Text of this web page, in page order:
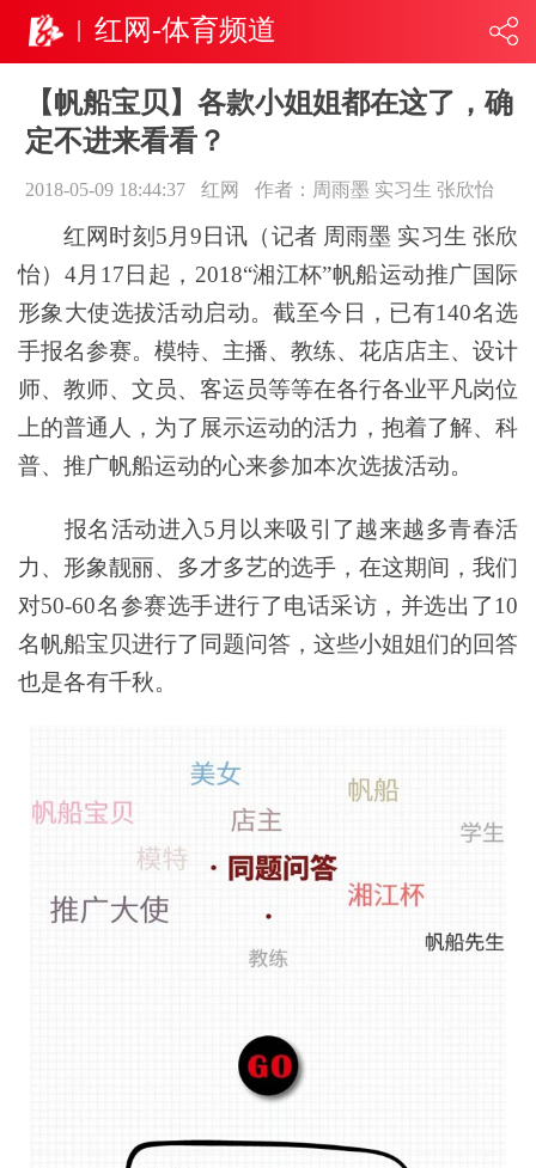
红网-体育频道
【帆船宝贝】各款小姐姐都在这了，确
定不进来看看？
2018-05-09 18:44:37 红网 作者：周雨墨 实习生 张欣怡
红网时刻5月9日讯（记者 周雨墨 实习生 张欣
怡）4月17日起， 2018“湘江杯”帆船运动推广国际
形象大使选拔活动启动。截至今日，已有140名选
手报名参赛。模特、主播、教练、花店店主、设计
师、教师、文员、客运员等等在各行各业平凡岗位
上的普通人，为了展示运动的活力，抱着了解、科
普、推广帆船运动的心来参加本次选拔活动。
报名活动进入5月以来吸引了越来越多青春活
力、形象靓丽、多才多艺的选手，在这期间，我们
对50-60名参赛选手进行了电话采访，并选出了10
名帆船宝贝进行了同题问答，这些小姐姐们的回答
也是各有千秋。